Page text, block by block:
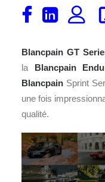
SRO Motorsports
engagés de la
Blancpain GT
la Blancpain
Blancpain Sprint
une fois
qualité.